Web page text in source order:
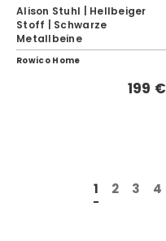
Alison Stuhl | Hellbeiger
Stoff | Schwarze
Metallbeine
Rowico Home
199 €
1 2 3 4